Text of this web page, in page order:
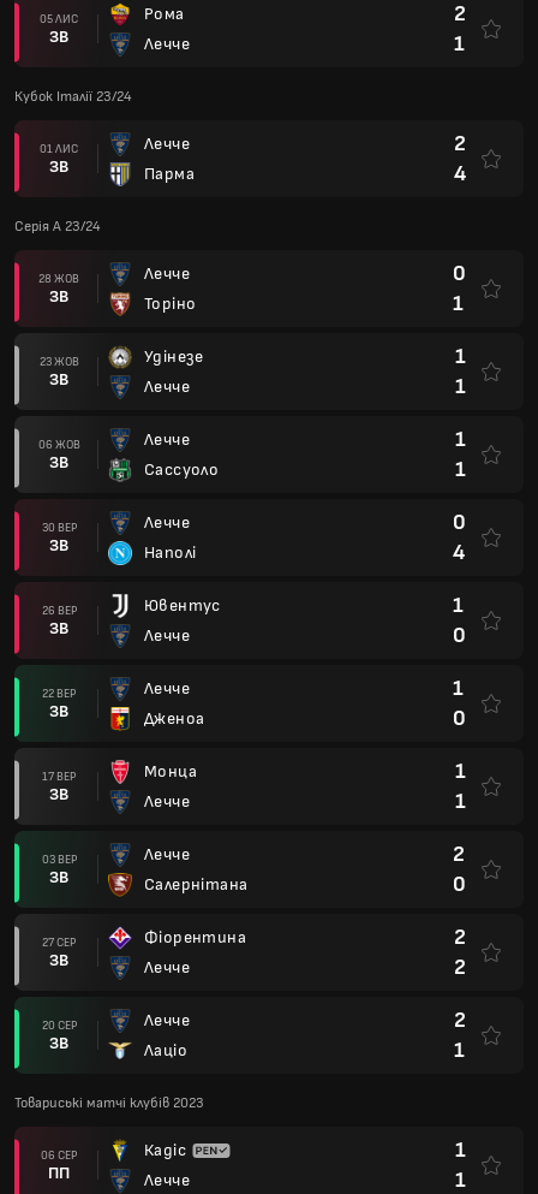
05 ЛИС
ЗВ
Рома
Лечче
2
1
Кубок Італії 23/24
01 ЛИС
ЗВ
Лечче
Парма
2
4
Серія А 23/24
28 ЖОВ
ЗВ
Лечче
Торіно
0
1
23 ЖОВ
ЗВ
Удінезе
Лечче
1
1
06 ЖОВ
ЗВ
Лечче
Сассуоло
1
1
30 ВЕР
ЗВ
Лечче
Наполі
0
4
26 ВЕР
ЗВ
Ювентус
Лечче
1
0
22 ВЕР
ЗВ
Лечче
Дженоа
1
0
17 ВЕР
ЗВ
Монца
Лечче
1
1
03 ВЕР
ЗВ
Лечче
Салернітана
2
0
27 СЕР
ЗВ
Фіорентина
Лечче
2
2
20 СЕР
ЗВ
Лечче
Лаціо
2
1
Товариські матчі клубів 2023
06 СЕР
ПП
Кадіс
Лечче
1
1